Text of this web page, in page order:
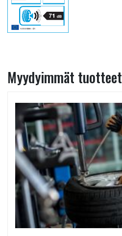
Myydyimmät tuotteet